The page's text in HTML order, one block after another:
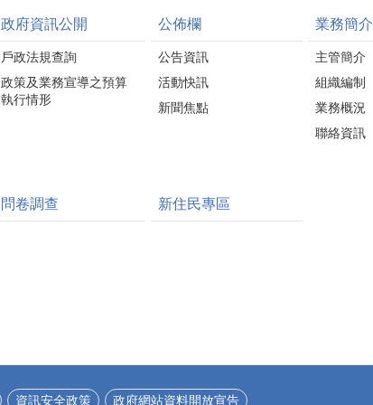
政府資訊公開
戶政法規查詢
政策及業務宣導之預算
執行情形
公佈欄
公告資訊
活動快訊
新聞焦點
業務簡介
主管簡介
組織編制
業務概況
聯絡資訊
問卷調查 新住民專區
資訊安全政策 政府網站資料開放宣告